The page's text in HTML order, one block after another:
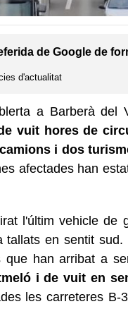
de Google de
d'actualitat
a Barberà del
vuit hores de
i dos
afectades han
l'últim vehicle de
en sentit
han arribat a
i de vuit en
les carreteres B-